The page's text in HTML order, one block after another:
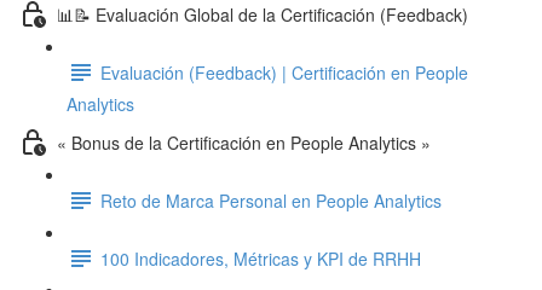
📊📝 Evaluación Global de la Certificación (Feedback)
Evaluación (Feedback) | Certificación en People
Analytics
« Bonus de la Certificación en People Analytics »
Reto de Marca Personal en People Analytics
100 Indicadores, Métricas y KPI de RRHH